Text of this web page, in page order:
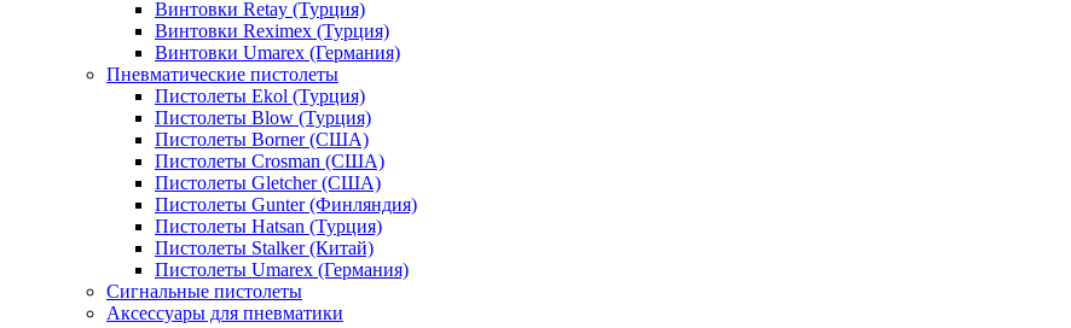
Винтовки Retay (Турция)
Винтовки Reximex (Турция)
Винтовки Umarex (Германия)
Пневматические пистолеты
Пистолеты Ekol (Турция)
Пистолеты Blow (Турция)
Пистолеты Borner (США)
Пистолеты Crosman (США)
Пистолеты Gletcher (США)
Пистолеты Gunter (Финляндия)
Пистолеты Hatsan (Турция)
Пистолеты Stalker (Китай)
Пистолеты Umarex (Германия)
Сигнальные пистолеты
Аксессуары для пневматики